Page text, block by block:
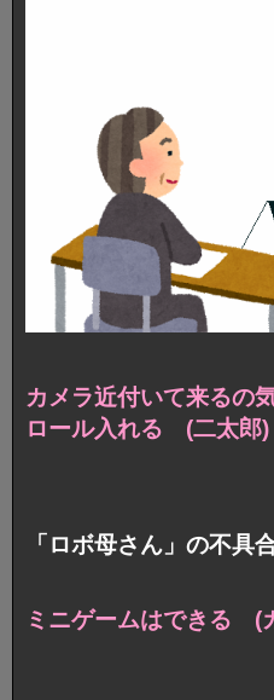
カメラ近付いて来るの
ロール入れる (二太郎)
「ロボ母さん」の不具
ミニゲームはできる (